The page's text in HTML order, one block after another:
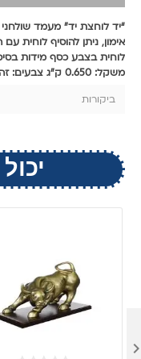
“יד לוחצת יד” מעמד
אימון, ניתן להוסיף לוחית
משקל: 0.650 ק"ג צבעים: זהב – שחור
ביקורות